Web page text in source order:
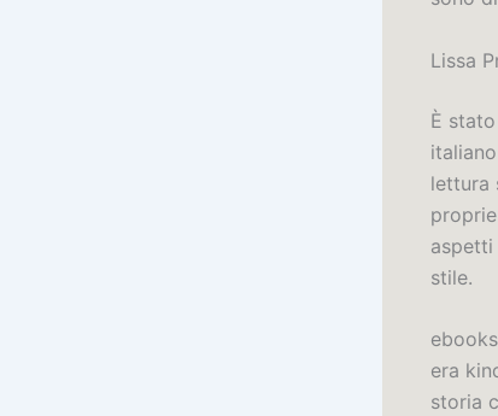
Lissa
È
lettura
aspetti
stile.
era
storia